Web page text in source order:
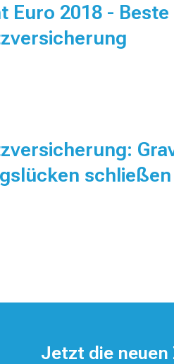
Euro 2018 - Beste
schließen
Jetzt die